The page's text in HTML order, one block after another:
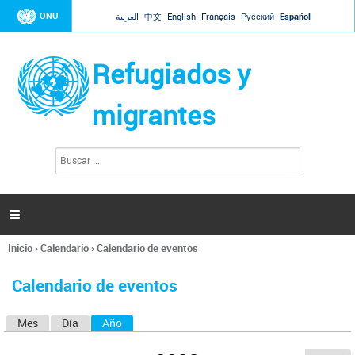
Jump to navigation
ONU العربية 中文 English Français Русский Español
Refugiados y
migrantes
l
s

Se
usted
Inicio›Calendario›Calendario de eventos
Calendario de eventos
Mes Día Año